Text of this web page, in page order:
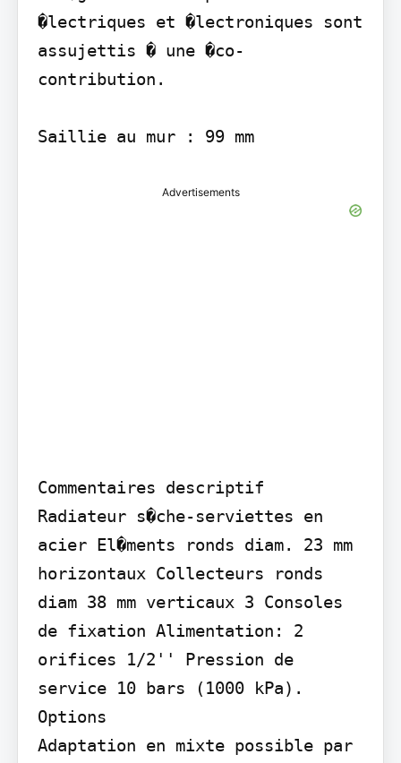
�lectriques et �lectroniques sont
assujettis � une �co-
contribution.
Saillie au mur : 99 mm
Advertisements
Commentaires descriptif
Radiateur s�che-serviettes en
acier El�ments ronds diam. 23 mm
horizontaux Collecteurs ronds
diam 38 mm verticaux 3 Consoles
de fixation Alimentation: 2
orifices 1/2'' Pression de
service 10 bars (1000 kPa).
Options
Adaptation en mixte possible par